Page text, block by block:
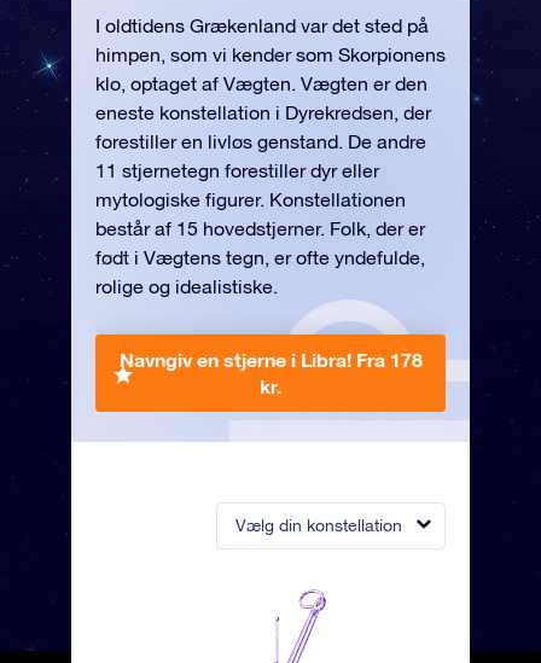
Vælg din konstellation
I oldtidens Grækenland var det sted på
himpen, som vi kender som Skorpionens
klo, optaget af Vægten. Vægten er den
eneste konstellation i Dyrekredsen, der
forestiller en livløs genstand. De andre
11 stjernetegn forestiller dyr eller
mytologiske figurer. Konstellationen
består af 15 hovedstjerner. Folk, der er
født i Vægtens tegn, er ofte yndefulde,
rolige og idealistiske.
Navngiv en stjerne i Libra! Fra 178
kr.